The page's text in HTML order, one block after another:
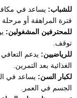
للشباب: يساعد في
فترة المراهقة أو مرحلة
للمحترفين المشغولين:
توقف.
للرياضيين: يدعم
الغذائية بعد التمرين.
لكبار السن: يساعد في
الجسم في العمر.